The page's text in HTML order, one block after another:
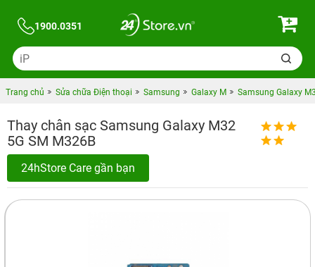
1900.0351
Trang chủ Sửa chữa Điện thoại Samsung Galaxy M Samsung Galaxy
Thay chân sạc Samsung Galaxy M32
5G SM M326B
24hStore Care gần bạn